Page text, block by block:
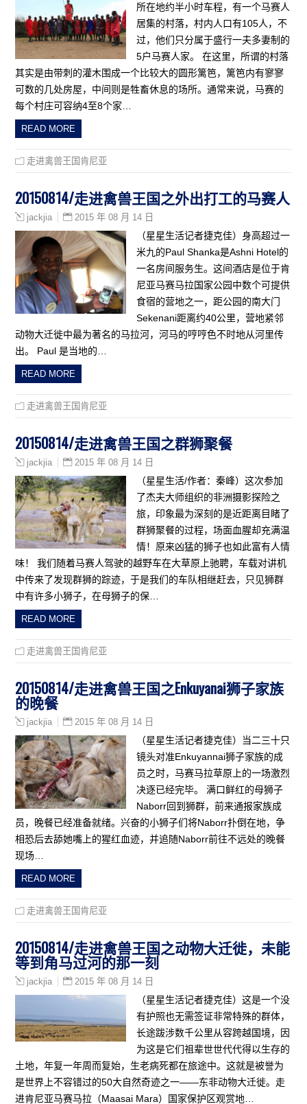
所在地约半小时车程，有一个马赛人
居集的村落，村内人口有105人，不
过，他们只分属于盛行一夫多妻制的
5户马赛人家。 在这里，所谓的村落
其实是由带刺的灌木围成一个比较大的圆形篱笆，篱笆内有寥寥
可数的几处房屋，中间则是牲畜休息的场所。通常来说，马赛的
每个村庄可容纳4至8个家…
READ MORE
走进禽兽王国肯尼亚
20150814/走进禽兽王国之外出打工的马赛人
jackjia 2015 年 08 月 14 日
（星星生活记者捷克佳）身高超过一
米九的Paul Shanka是Ashni Hotel的
一名房间服务生。这间酒店是位于肯
尼亚马赛马拉国家公园中数个可提供
食宿的营地之一，距公园的南大门
Sekenani距离约40公里，营地紧邻
动物大迁徙中最为著名的马拉河，河马的哼哼色不时地从河里传
出。 Paul 是当地的…
READ MORE
走进禽兽王国肯尼亚
20150814/走进禽兽王国之群狮聚餐
jackjia 2015 年 08 月 14 日
（星星生活/作者：秦峰）这次参加
了杰夫大师组织的非洲摄影探险之
旅，印象最为深刻的是近距离目睹了
群狮聚餐的过程，场面血腥却充满温
情！原来凶猛的狮子也如此富有人情
味！ 我们随着马赛人驾驶的越野车在大草原上驰聘，车载对讲机
中传来了发现群狮的踪迹，于是我们的车队相继赶去，只见狮群
中有许多小狮子，在母狮子的保…
READ MORE
走进禽兽王国肯尼亚
20150814/走进禽兽王国之Enkuyanai狮子家族
的晚餐
jackjia 2015 年 08 月 14 日
（星星生活记者捷克佳）当二三十只
镜头对准Enkuyannai狮子家族的成
员之时，马赛马拉草原上的一场激烈
决逐已经完毕。 满口鲜红的母狮子
Naborr回到狮群，前来通报家族成
员，晚餐已经准备就绪。兴奋的小狮子们将Naborr扑倒在地，争
相恐后去舔她嘴上的猩红血迹，并追随Naborr前往不远处的晚餐
现场…
READ MORE
走进禽兽王国肯尼亚
20150814/走进禽兽王国之动物大迁徙，未能
等到角马过河的那一刻
jackjia 2015 年 08 月 14 日
（星星生活记者捷克佳）这是一个没
有护照也无需签证非常特殊的群体，
长途跋涉数千公里从容跨越国境，因
为这是它们祖辈世世代代得以生存的
土地，年复一年周而复始，生老病死都在旅途中。这就是被誉为
是世界上不容错过的50大自然奇迹之一——东非动物大迁徙。走
进肯尼亚马赛马拉（Maasai Mara）国家保护区观赏地…